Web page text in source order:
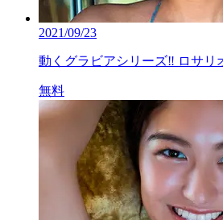
2021/09/23
動くグラビアシリーズ‼ ロサリ
無料